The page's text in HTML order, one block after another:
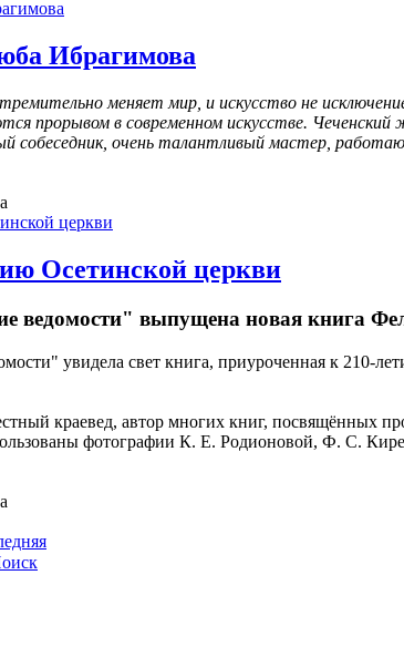
Ибрагимова
меняет мир, и искусство не
прорывом в современном искусстве.
собеседник, очень талантливый мастер,
Осетинской церкви
ведомости" выпущена новая книга
увидела свет книга, приуроченная к
краевед, автор многих книг, посвящённых
фотографии К. Е. Родионовой, Ф. С.